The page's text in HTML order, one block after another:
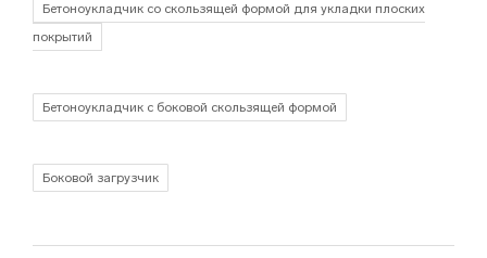
Бетоноукладчик со скользящей формой для укладки плоских
покрытий
Бетоноукладчик с боковой скользящей формой
Боковой загрузчик